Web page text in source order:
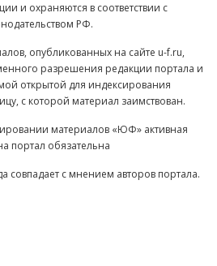
и охраняются в соответствии с
РФ.
опубликованных на сайте u-f.ru,
разрешения редакции портала и
открытой для индексирования
с которой материал заимствован.
материалов «ЮФ» активная
портал обязательна
совпадает с мнением авторов портала.